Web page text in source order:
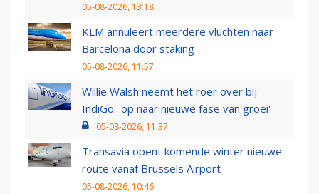
05-08-2026, 13:18
KLM annuleert meerdere vluchten naar
Barcelona door staking
05-08-2026, 11:57
Willie Walsh neemt het roer over bij
IndiGo: 'op naar nieuwe fase van groei'
05-08-2026, 11:37
Transavia opent komende winter nieuwe
route vanaf Brussels Airport
05-08-2026, 10:46